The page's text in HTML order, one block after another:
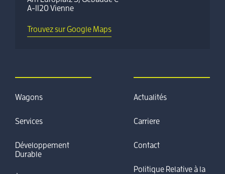
A-1120 Vienne
Trouvez sur Google Maps
Wagons
Services
Développement
Durable
Actualités
Carriere
Contact
Politique Relative à la